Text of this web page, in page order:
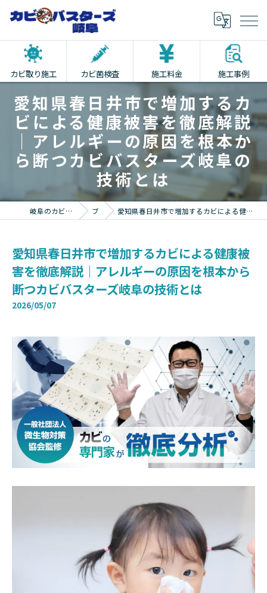
カビ取り施工 カビ菌検査 施工料金 施工事例
愛知県春日井市で増加するカ
ビによる健康被害を徹底解説
｜アレルギーの原因を根本か
ら断つカビバスターズ岐阜の
技術とは
岐阜のカビ取りならカビバスターズ岐阜 ブログ 愛知県春日井市で増加するカビによる健康被害を徹底解説｜アレルギーの原因を根本から断つカビバスターズ岐阜の技術とは
愛知県春日井市で増加するカビによる健康被
害を徹底解説｜アレルギーの原因を根本から
断つカビバスターズ岐阜の技術とは
2026/05/07